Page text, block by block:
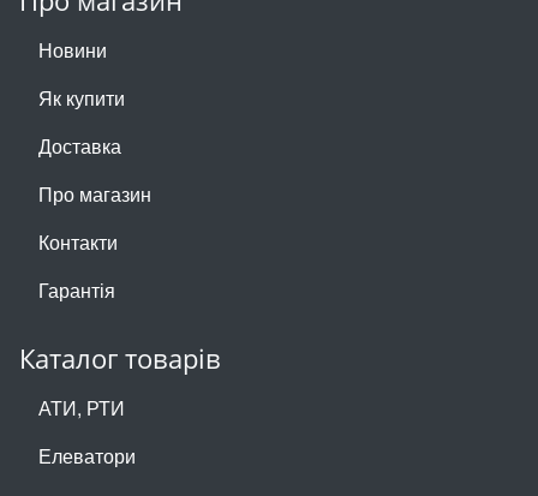
Новини
Як купити
Доставка
Про магазин
Контакти
Гарантія
Каталог товарів
АТИ, РТИ
Елеватори